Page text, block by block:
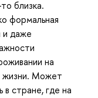
близка.
формальная
и даже
на
жизни. Может
стране, где на